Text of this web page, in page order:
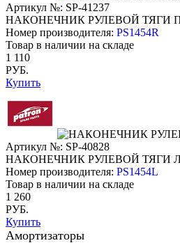
Артикул №: SP-41237
НАКОНЕЧНИК РУЛЕВОЙ ТЯГИ
Номер производителя: PS1454R
Товар в наличии на складе
1 110
РУБ.
Купить
Артикул №: SP-40828
НАКОНЕЧНИК РУЛЕВОЙ ТЯГИ
Номер производителя: PS1454L
Товар в наличии на складе
1 260
РУБ.
Купить
Амортизаторы